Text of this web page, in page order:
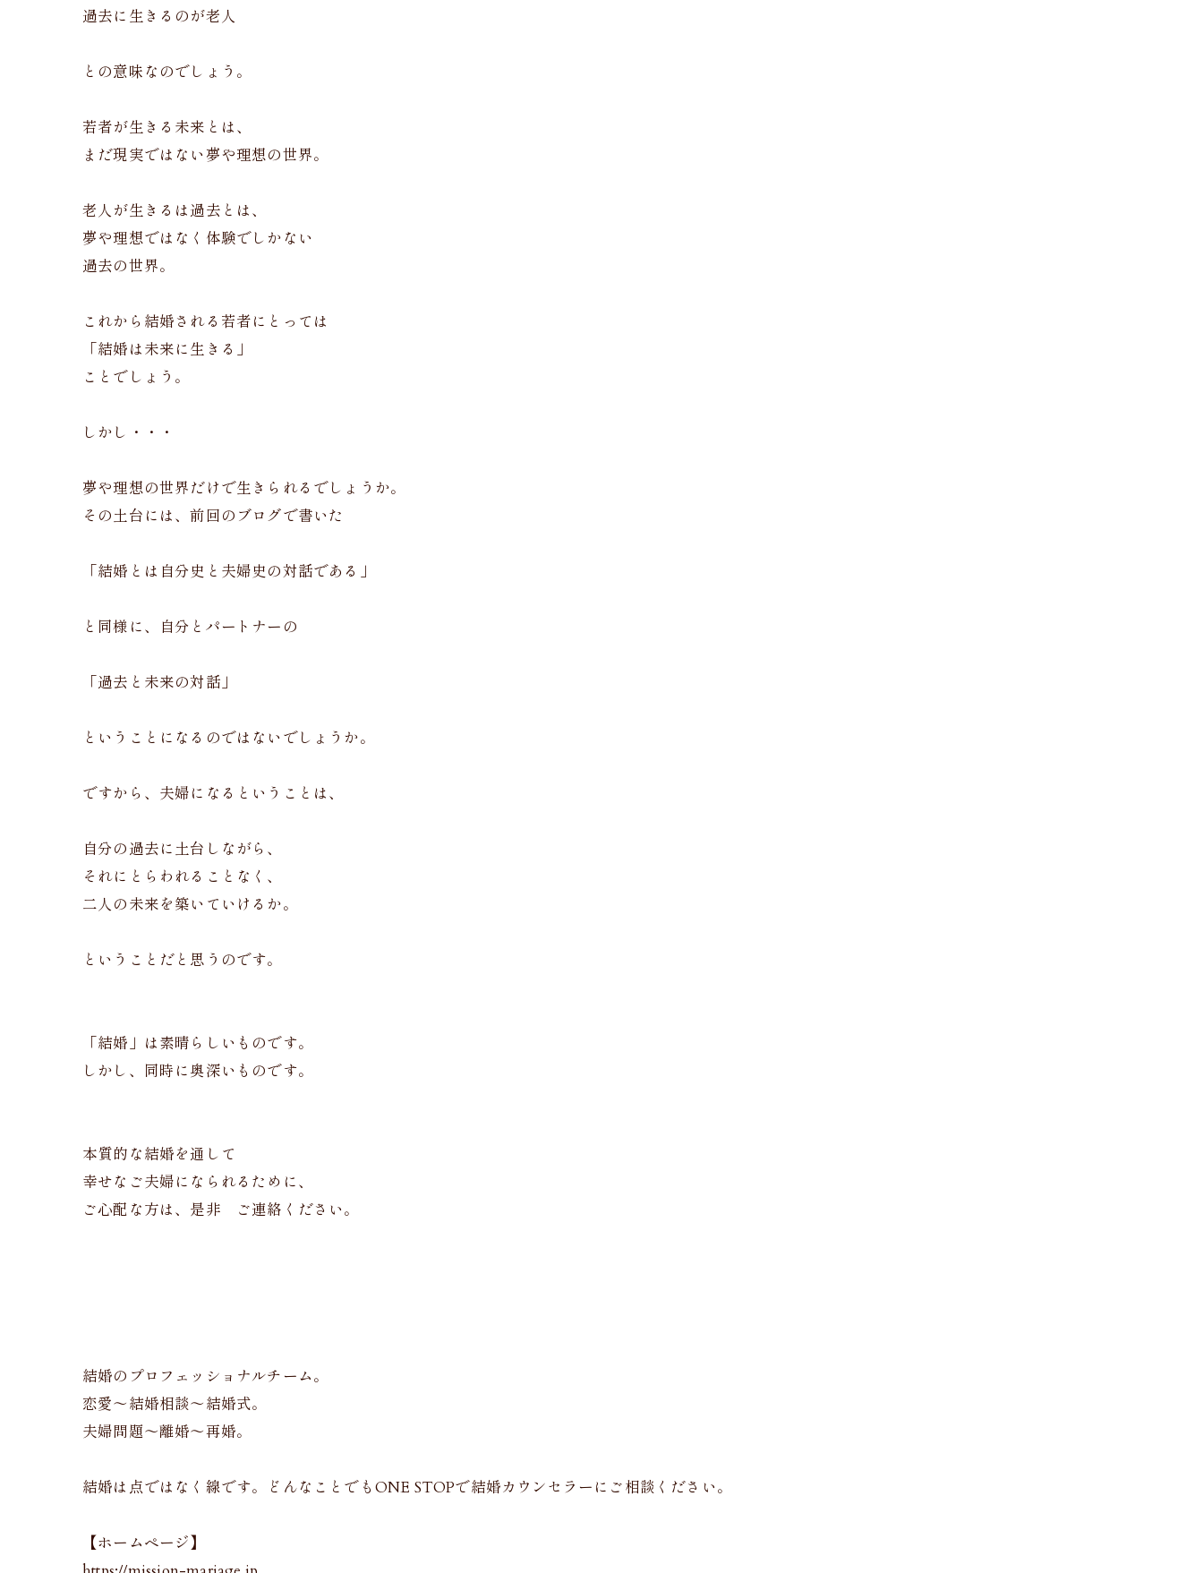
過去に生きるのが老人
との意味なのでしょう。
若者が生きる未来とは、
まだ現実ではない夢や理想の世界。
老人が生きるは過去とは、
夢や理想ではなく体験でしかない
過去の世界。
これから結婚される若者にとっては
「結婚は未来に生きる」
ことでしょう。
しかし・・・
夢や理想の世界だけで生きられるでしょうか。
その土台には、前回のブログで書いた
「結婚とは自分史と夫婦史の対話である」
と同様に、自分とパートナーの
「過去と未来の対話」
ということになるのではないでしょうか。
ですから、夫婦になるということは、
自分の過去に土台しながら、
それにとらわれることなく、
二人の未来を築いていけるか。
ということだと思うのです。
「結婚」は素晴らしいものです。
しかし、同時に奥深いものです。
本質的な結婚を通して
幸せなご夫婦になられるために、
ご心配な方は、是非 ご連絡ください。
結婚のプロフェッショナルチーム。
恋愛〜結婚相談〜結婚式。
夫婦問題〜離婚〜再婚。
結婚は点ではなく線です。どんなことでもONE STOPで結婚カウンセラーにご相談ください。
【ホームページ】